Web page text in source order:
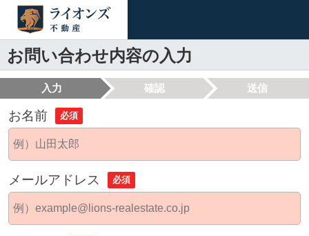
お問い合わせ内容の入力
入力 確認 送信
お名前 必須
メールアドレス 必須